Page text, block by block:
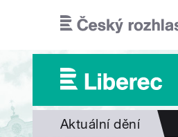
Aktuální dění